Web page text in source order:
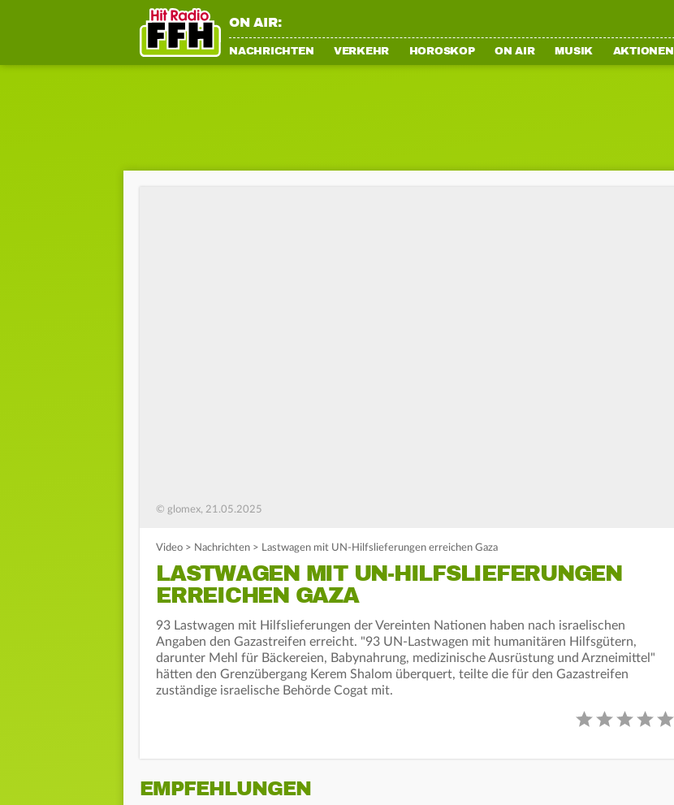
ON AIR:
NACHRICHTEN VERKEHR HOROSKOP ON AIR MUSIK AKTIONEN
© glomex, 21.05.2025
Video > Nachrichten > Lastwagen mit UN-Hilfslieferungen erreichen Gaza
LASTWAGEN MIT UN-HILFSLIEFERUNGEN
ERREICHEN GAZA
93 Lastwagen mit Hilfslieferungen der Vereinten Nationen haben nach israelischen
Angaben den Gazastreifen erreicht. "93 UN-Lastwagen mit humanitären Hilfsgütern,
darunter Mehl für Bäckereien, Babynahrung, medizinische Ausrüstung und Arzneimittel"
hätten den Grenzübergang Kerem Shalom überquert, teilte die für den Gazastreifen
zuständige israelische Behörde Cogat mit.
EMPFEHLUNGEN